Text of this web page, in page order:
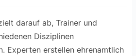
darauf ab, Trainer und
Disziplinen
Experten erstellen ehrenamtlich